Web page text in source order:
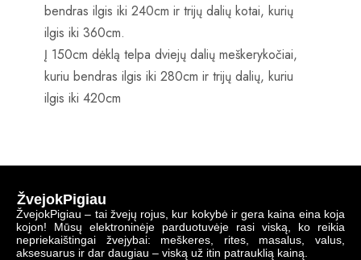
bendras ilgis iki 240cm ir trijų dalių kotai, kurių
ilgis iki 360cm.
Į 150cm dėklą telpa dviejų dalių meškerykočiai,
kuriu bendras ilgis iki 280cm ir trijų dalių, kuriu
ilgis iki 420cm
ŽvejokPigiau
ŽvejokPigiau – tai žvejų rojus, kur kokybė ir gera kaina eina koja
kojon! Mūsų elektroninėje parduotuvėje rasi viską, ko reikia
nepriekaištingai žvejybai: meškeres, rites, masalus, valus,
aksesuarus ir dar daugiau – viską už itin patrauklią kainą.